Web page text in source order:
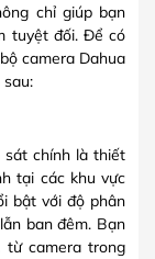
chỉ giúp bạn
tuyệt đối. Để có
camera Dahua
sát chính là thiết
tại các khu vực
bật với độ phân
ban đêm. Bạn
từ camera trong